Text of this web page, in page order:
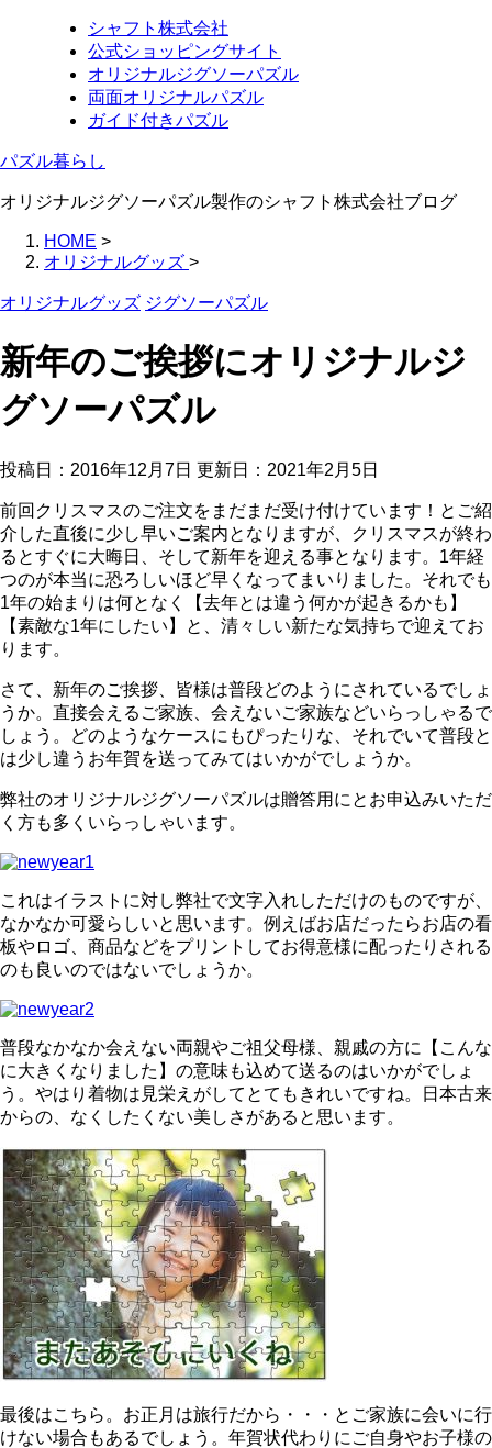
シャフト株式会社
公式ショッピングサイト
オリジナルジグソーパズル
両面オリジナルパズル
ガイド付きパズル
パズル暮らし
オリジナルジグソーパズル製作のシャフト株式会社ブログ
HOME >
オリジナルグッズ >
オリジナルグッズ ジグソーパズル
新年のご挨拶にオリジナルジ
グソーパズル
投稿日：2016年12月7日 更新日： 2021年2月5日
前回クリスマスのご注文をまだまだ受け付けています！とご紹
介した直後に少し早いご案内となりますが、クリスマスが終わ
るとすぐに大晦日、そして新年を迎える事となります。1年経
つのが本当に恐ろしいほど早くなってまいりました。それでも
1年の始まりは何となく【去年とは違う何かが起きるかも】
【素敵な1年にしたい】と、清々しい新たな気持ちで迎えてお
ります。
さて、新年のご挨拶、皆様は普段どのようにされているでしょ
うか。直接会えるご家族、会えないご家族などいらっしゃるで
しょう。どのようなケースにもぴったりな、それでいて普段と
は少し違うお年賀を送ってみてはいかがでしょうか。
弊社のオリジナルジグソーパズルは贈答用にとお申込みいただ
く方も多くいらっしゃいます。
これはイラストに対し弊社で文字入れしただけのものですが、
なかなか可愛らしいと思います。例えばお店だったらお店の看
板やロゴ、商品などをプリントしてお得意様に配ったりされる
のも良いのではないでしょうか。
普段なかなか会えない両親やご祖父母様、親戚の方に【こんな
に大きくなりました】の意味も込めて送るのはいかがでしょ
う。やはり着物は見栄えがしてとてもきれいですね。日本古来
からの、なくしたくない美しさがあると思います。
最後はこちら。お正月は旅行だから・・・とご家族に会いに行
けない場合もあるでしょう。年賀状代わりにご自身やお子様の